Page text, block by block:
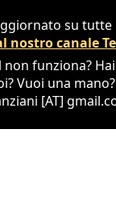
su tutte
nostro canale
funziona?
Vuoi una
[AT]